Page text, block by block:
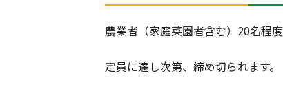
農業者（家庭菜園者含む）20名程度
定員に達し次第、締め切られます。